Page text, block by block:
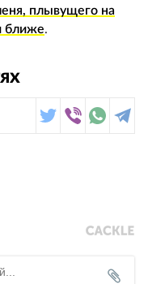
плывущего на
ближе.